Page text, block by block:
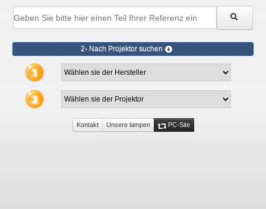
2- Nach Projektor suchen
Kontakt Unsere lampen PC-Site